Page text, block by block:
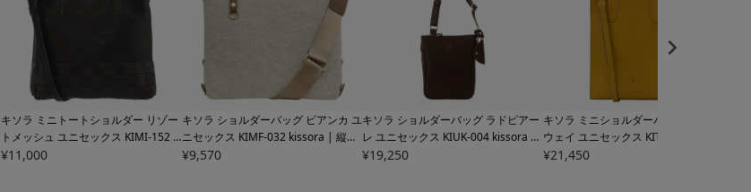
キソラ ミニトートショルダー リゾー
トメッシュ ユニセックス KIMI-152 ki
ssora | 2WAY トートバッグ ショル
¥11,000
キソラ ショルダーバッグ ビアンカ ユ
ニセックス KIMF-032 kissora | 縦型
牛革 日本製
¥9,570
キソラ ショルダーバッグ ラドピアー
レ ユニセックス KIUK-004 kissora |
縦型 牛革 日本製
¥19,250
キソラ ミニショルダーバッグ タイド
ウェイ ユニセックス KITW-002 kisso
ra TIDEWAY | 2WAY 縦型 牛革 日本
¥21,450